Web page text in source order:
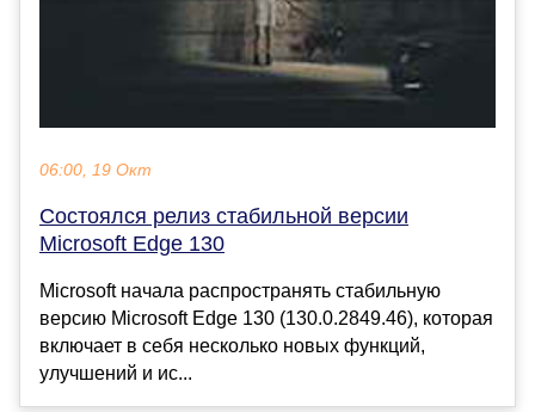
06:00, 19 Окт
Состоялся релиз стабильной версии
Microsoft Edge 130
Microsoft начала распространять стабильную
версию Microsoft Edge 130 (130.0.2849.46), которая
включает в себя несколько новых функций,
улучшений и ис...